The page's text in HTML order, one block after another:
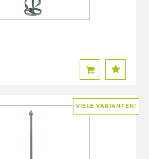
VIELE VARIANTEN!